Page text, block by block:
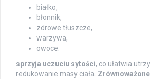
białko,
błonnik,
zdrowe tłuszcze,
warzywa,
owoce.
sprzyja uczuciu sytości, co ułatwia
redukowanie masy ciała.